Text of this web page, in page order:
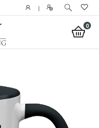
|
0